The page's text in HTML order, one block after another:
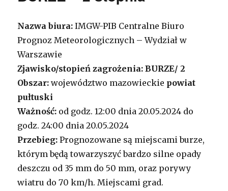
Nazwa biura: IMGW-PIB Centralne Biuro
Prognoz Meteorologicznych – Wydział w
Warszawie
Zjawisko/stopień zagrożenia: BURZE/ 2
Obszar: województwo mazowieckie powiat
pułtuski
Ważność: od godz. 12:00 dnia 20.05.2024 do
godz. 24:00 dnia 20.05.2024
Przebieg: Prognozowane są miejscami burze,
którym będą towarzyszyć bardzo silne opady
deszczu od 35 mm do 50 mm, oraz porywy
wiatru do 70 km/h. Miejscami grad.